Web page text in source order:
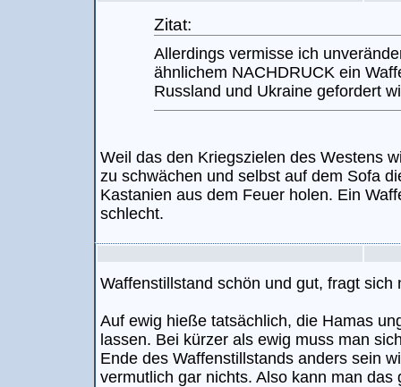
Zitat:
Allerdings vermisse ich
ähnlichem NACHDRUCK ein
Russland und Ukraine gefordert
Weil das den Kriegszielen des Westens
zu schwächen und selbst auf dem Sofa
Kastanien aus dem Feuer holen. Ein
schlecht.
Waffenstillstand schön und gut, fragt sich
Auf ewig hieße tatsächlich, die Hamas
lassen. Bei kürzer als ewig muss man
Ende des Waffenstillstands anders sein
vermutlich gar nichts. Also kann man das